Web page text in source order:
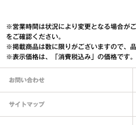
※営業時間は状況により変更となる場合が
をご確認ください。
※掲載商品は数に限りがございますので、
※表示価格は、「消費税込み」の価格です。
お問い合わせ
サイトマップ